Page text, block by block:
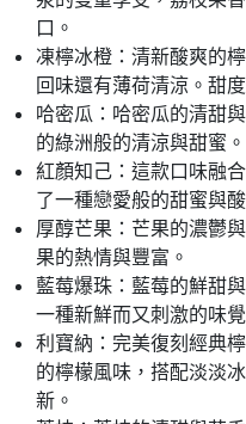
口。
凍檸冰橙：清新酸爽的
回味還有薄荷清涼。甜
哈密瓜：哈密瓜的清甜
的綠洲般的清涼與甜蜜。
紅顏知己：這款口味融
了一種戀愛般的甜蜜與酸
厚醇芒果：芒果的濃鬱
果的熱情與豐富。
藍莓爆珠：藍莓的鮮甜
一種新鮮而又刺激的味
利寶納：完美復刻經典
的檸檬風味，搭配淡淡
新。